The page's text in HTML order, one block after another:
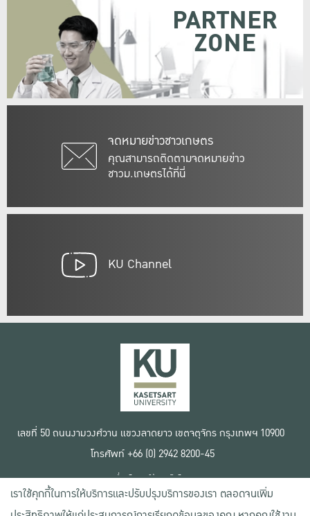
จดหมายข่าวชาวเกษตร
คุณสามารถติดตามจดหมายข่าว
ชาวม.เกษตรได้ที่นี่
PARTNER
ZONE
KU Channel
เลขที่ 50 ถนนงามวงศ์วาน แขวงลาดยาว เขตจตุจักร กรุงเทพฯ 10900
โทรศัพท์ +66 (0) 2942 8200-45
เงื่อนไขการใช้งานเว็บไซต์
ข้อตกลงด้านสิทธิ์ใช้งาน
นโยบายความเป็นส่วนตัว
เราใช้คุกกี้ในการให้บริการและปรับปรุงบริการของเรา ตลอดจนเพิ่ม